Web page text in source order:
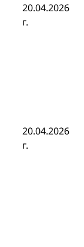
20.04.2026
г.
20.04.2026
г.